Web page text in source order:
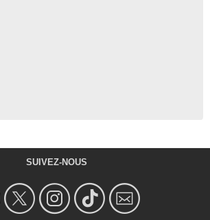
SUIVEZ-NOUS